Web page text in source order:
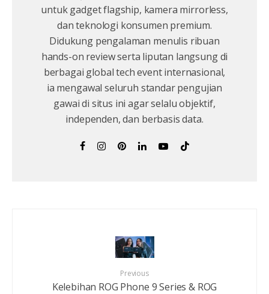
untuk gadget flagship, kamera mirrorless,
dan teknologi konsumen premium.
Didukung pengalaman menulis ribuan
hands-on review serta liputan langsung di
berbagai global tech event internasional,
ia mengawal seluruh standar pengujian
gawai di situs ini agar selalu objektif,
independen, dan berbasis data.
Previous
Kelebihan ROG Phone 9 Series & ROG